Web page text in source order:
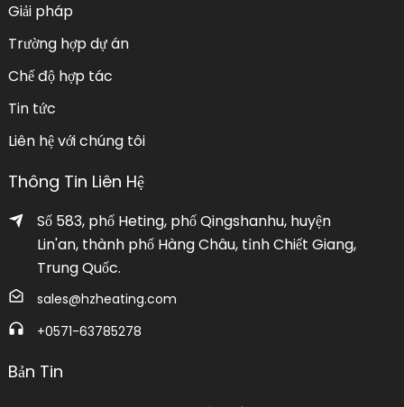
Giải pháp
Trường hợp dự án
Chế độ hợp tác
Tin tức
Liên hệ với chúng tôi
Thông Tin Liên Hệ
Số 583, phố Heting, phố Qingshanhu, huyện
Lin'an, thành phố Hàng Châu, tỉnh Chiết Giang,
Trung Quốc.
sales@hzheating.com
+0571-63785278
Bản Tin